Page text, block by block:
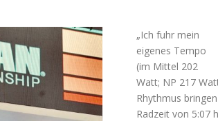
„Ich fuhr mein
eigenes Tempo
(im Mittel 202
Watt; NP 217
Rhythmus
Radzeit von 5:07